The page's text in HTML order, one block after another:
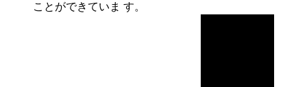
ことができていま す。